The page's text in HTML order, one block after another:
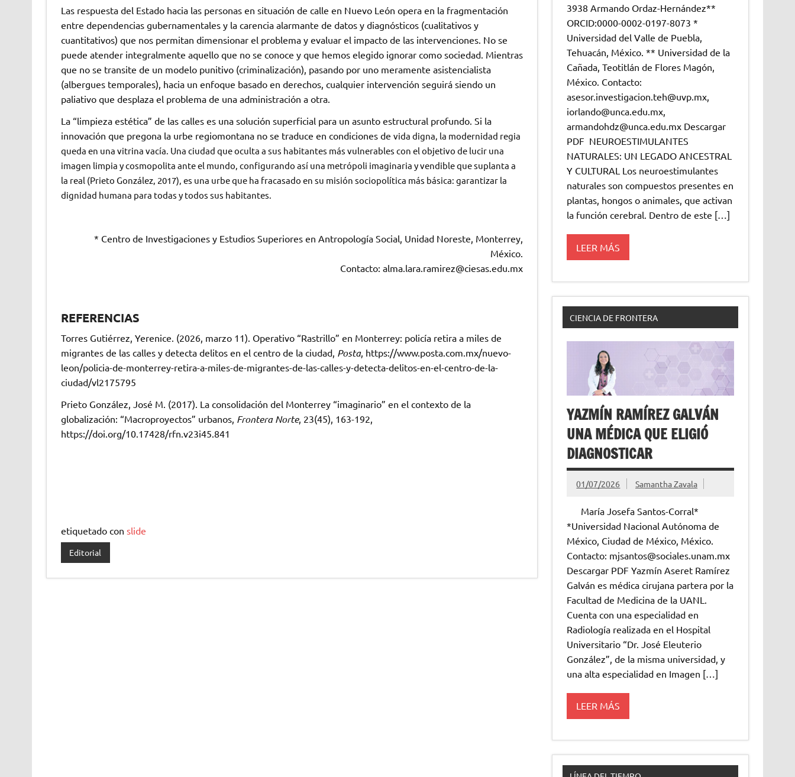
Las respuesta del Estado hacia las personas en situación de calle en Nuevo León opera en la fragmentación
entre dependencias gubernamentales y la carencia alarmante de datos y diagnósticos (cualitativos y
cuantitativos) que nos permitan dimensionar el problema y evaluar el impacto de las intervenciones. No se
puede atender integralmente aquello que no se conoce y que hemos elegido ignorar como sociedad. Mientras
que no se transite de un modelo punitivo (criminalización), pasando por uno meramente asistencialista
(albergues temporales), hacia un enfoque basado en derechos, cualquier intervención seguirá siendo un
paliativo que desplaza el problema de una administración a otra.
La “limpieza estética” de las calles es una solución superficial para un asunto estructural profundo. Si la
innovación que pregona la urbe regiomontana no se traduce en condiciones de vida digna, la modernidad regia
queda en una vitrina vacía. Una ciudad que oculta a sus habitantes más vulnerables con el objetivo de lucir una
imagen limpia y cosmopolita ante el mundo, configurando así una metrópoli imaginaria y vendible que suplanta a
la real (Prieto González, 2017), es una urbe que ha fracasado en su misión sociopolítica más básica: garantizar la
dignidad humana para todas y todos sus habitantes.
* Centro de Investigaciones y Estudios Superiores en Antropología Social, Unidad Noreste, Monterrey,
México.
Contacto: alma.lara.ramirez@ciesas.edu.mx
REFERENCIAS
Torres Gutiérrez, Yerenice. (2026, marzo 11). Operativo “Rastrillo” en Monterrey: policía retira a miles de
migrantes de las calles y detecta delitos en el centro de la ciudad, Posta, https://www.posta.com.mx/nuevo-
leon/policia-de-monterrey-retira-a-miles-de-migrantes-de-las-calles-y-detecta-delitos-en-el-centro-de-la-
ciudad/vl2175795
Prieto González, José M. (2017). La consolidación del Monterrey “imaginario” en el contexto de la
globalización: “Macroproyectos” urbanos, Frontera Norte, 23(45), 163-192,
https://doi.org/10.17428/rfn.v23i45.841
etiquetado con slide
Editorial
3938 Armando Ordaz-Hernández**
ORCID:0000-0002-0197-8073 *
Universidad del Valle de Puebla,
Tehuacán, México. ** Universidad de la
Cañada, Teotitlán de Flores Magón,
México. Contacto:
asesor.investigacion.teh@uvp.mx,
iorlando@unca.edu.mx,
armandohdz@unca.edu.mx Descargar
PDF NEUROESTIMULANTES
NATURALES: UN LEGADO ANCESTRAL
Y CULTURAL Los neuroestimulantes
naturales son compuestos presentes en
plantas, hongos o animales, que activan
la función cerebral. Dentro de este […]
LEER MÁS
CIENCIA DE FRONTERA
YAZMÍN RAMÍREZ GALVÁN
UNA MÉDICA QUE ELIGIÓ
DIAGNOSTICAR
01/07/2026 Samantha Zavala
María Josefa Santos-Corral*
*Universidad Nacional Autónoma de
México, Ciudad de México, México.
Contacto: mjsantos@sociales.unam.mx
Descargar PDF Yazmín Aseret Ramírez
Galván es médica cirujana partera por la
Facultad de Medicina de la UANL.
Cuenta con una especialidad en
Radiología realizada en el Hospital
Universitario “Dr. José Eleuterio
González”, de la misma universidad, y
una alta especialidad en Imagen […]
LEER MÁS